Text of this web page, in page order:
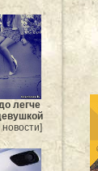
легче